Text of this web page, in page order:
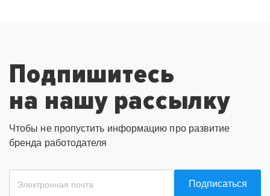
Подпишитесь
на нашу рассылку
Чтобы не пропустить информацию про развитие
бренда работодателя
Подписаться